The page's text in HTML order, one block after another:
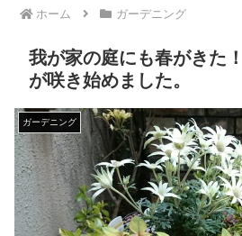
ホーム ガーデニング
我が家の庭にも春がきた
が咲き始めました。
ガーデニング